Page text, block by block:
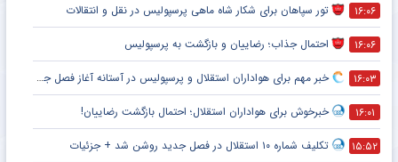
۱۶:۰۶ تور سپاهان برای شکار شاه ماهی پرسپولیس در نقل و انتقالات
۱۶:۰۶ احتمال جذاب؛ رضاییان و بازگشت به پرسپولیس
۱۶:۰۳ خبر مهم برای هواداران استقلال و پرسپولیس در آستانه آغاز فصل جدید
۱۶:۰۱ خبرخوش برای هواداران استقلال؛ احتمال بازگشت رضاییان!
۱۵:۵۲ تکلیف شماره ۱۰ استقلال در فصل جدید روشن شد + جزئیات